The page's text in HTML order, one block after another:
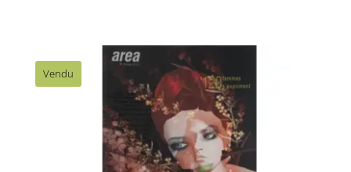
Vendu
Area revue n° 19/20 – Féminin Pluriel